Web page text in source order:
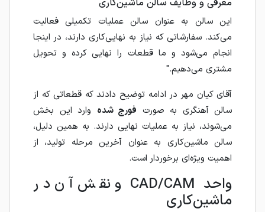
معرفی و وظایف سالن ماشین‌کاری
این سالن به عنوان سالن عملیات تکمیلی فعالیت
می‌کند. سفارشاتی که نیاز به نهایی‌کاری دارند، در اینجا
انجام می‌شود و ما قطعات را نهایی کرده و تحویل
مشتری می‌دهیم."
آقای کیان مهر در ادامه توضیح دادند که قطعاتی که از
سالن آهنگری به صورت فورج شده وارد این بخش
می‌شوند، نیاز به عملیات نهایی دارند. به همین دلیل،
سالن ماشین‌کاری به عنوان آخرین مرحله تولید، از
اهمیت ویژه‌ای برخوردار است.
واحد CAD/CAM و نقش آن در
ماشین‌کاری